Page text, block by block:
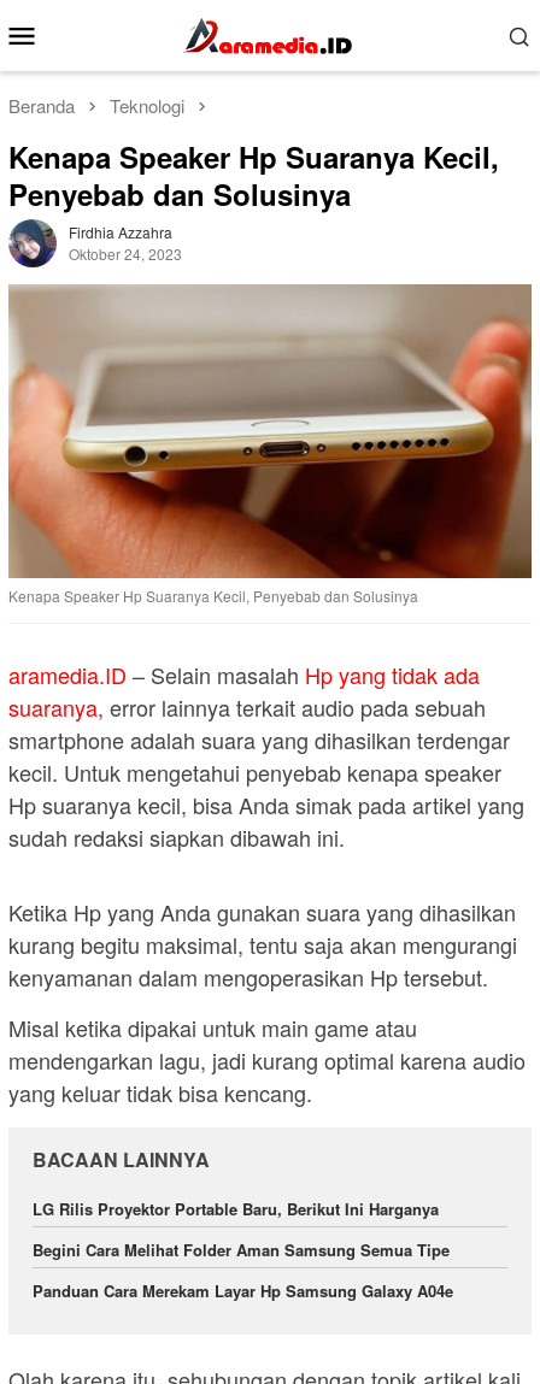
ke
kontenMobile
Beranda Teknologi
Kenapa Speaker Hp Suaranya Kecil,
Penyebab dan Solusinya
Firdhia Azzahra
Oktober 24, 2023
Kenapa Speaker Hp Suaranya Kecil, Penyebab dan Solusinya
aramedia.ID – Selain masalah Hp yang tidak ada
suaranya, error lainnya terkait audio pada sebuah
smartphone adalah suara yang dihasilkan terdengar
kecil. Untuk mengetahui penyebab kenapa speaker
Hp suaranya kecil, bisa Anda simak pada artikel yang
sudah redaksi siapkan dibawah ini.
Ketika Hp yang Anda gunakan suara yang dihasilkan
kurang begitu maksimal, tentu saja akan mengurangi
kenyamanan dalam mengoperasikan Hp tersebut.
Misal ketika dipakai untuk main game atau
mendengarkan lagu, jadi kurang optimal karena audio
yang keluar tidak bisa kencang.
BACAAN LAINNYA
LG Rilis Proyektor Portable Baru, Berikut Ini Harganya
Begini Cara Melihat Folder Aman Samsung Semua Tipe
Panduan Cara Merekam Layar Hp Samsung Galaxy A04e